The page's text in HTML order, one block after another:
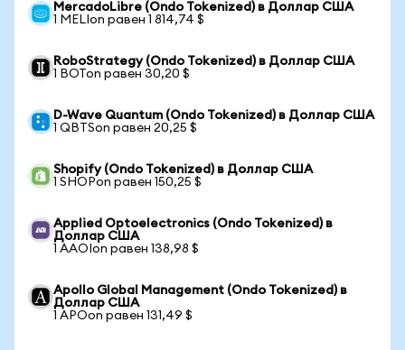
MercadoLibre (Ondo Tokenized) в Доллар США
1 MELIon равен 1 814,74 $
RoboStrategy (Ondo Tokenized) в Доллар США
1 BOTon равен 30,20 $
D-Wave Quantum (Ondo Tokenized) в Доллар США
1 QBTSon равен 20,25 $
Shopify (Ondo Tokenized) в Доллар США
1 SHOPon равен 150,25 $
Applied Optoelectronics (Ondo Tokenized) в
Доллар США
1 AAOIon равен 138,98 $
Apollo Global Management (Ondo Tokenized) в
Доллар США
1 APOon равен 131,49 $